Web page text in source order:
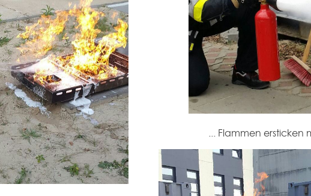
... Flammen ersticken